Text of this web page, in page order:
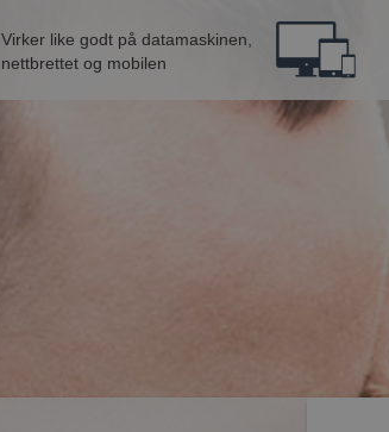
Virker like godt på datamaskinen,
nettbrettet og mobilen